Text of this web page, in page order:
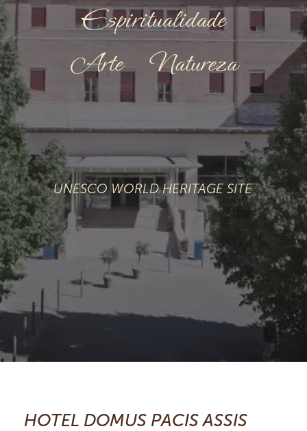
UNESCO WORLD HERITAGE SITE
Espiritualidade
Arte Natureza
HOTEL DOMUS PACIS ASSIS